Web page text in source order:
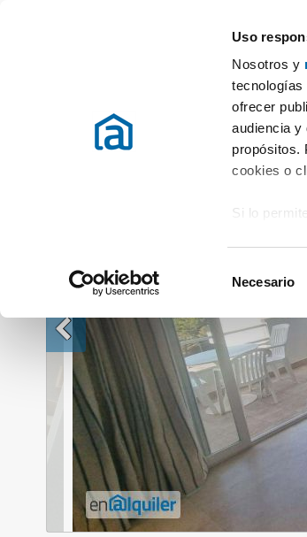
Uso
Nosotros y
tecnologías
ofrecer
audiencia y
propósitos.
cookies o
Si lo
Obtenga
en la
Las
de redes
sitio web
e
e
c
c
ó
n
d
Necesario
Alquiler Pisos Calvià